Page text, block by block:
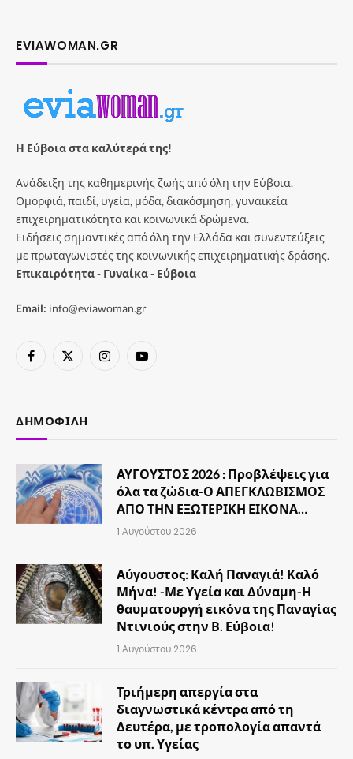
EVIAWOMAN.GR
Η Εύβοια στα καλύτερά της!
Ανάδειξη της καθημερινής ζωής από όλη την Εύβοια.
Ομορφιά, παιδί, υγεία, μόδα, διακόσμηση, γυναικεία
επιχειρηματικότητα και κοινωνικά δρώμενα.
Ειδήσεις σημαντικές από όλη την Ελλάδα και συνεντεύξεις
με πρωταγωνιστές της κοινωνικής επιχειρηματικής δράσης.
Επικαιρότητα - Γυναίκα - Εύβοια
Email: info@eviawoman.gr
Facebook
X
InstagramYouTube
ΔΗΜΟΦΙΛΉ
ΑΥΓΟΥΣΤΟΣ 2026 : Προβλέψεις για
όλα τα ζώδια-Ο ΑΠΕΓΚΛΩΒΙΣΜΟΣ
ΑΠΟ ΤΗΝ ΕΞΩΤΕΡΙΚΗ ΕΙΚΟΝΑ…
1 Αυγούστου 2026
Αύγουστος: Καλή Παναγιά! Καλό
Μήνα! -Με Υγεία και Δύναμη-Η
θαυματουργή εικόνα της Παναγίας
Ντινιούς στην Β. Εύβοια!
1 Αυγούστου 2026
Τριήμερη απεργία στα
διαγνωστικά κέντρα από τη
Δευτέρα, με τροπολογία απαντά
το υπ. Υγείας